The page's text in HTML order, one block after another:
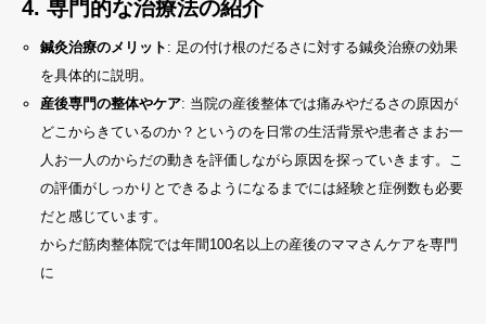
4. 専門的な治療法の紹介
鍼灸治療のメリット : 足の付け根のだるさに対する鍼灸治療の効果
を具体的に説明。
産後専門の整体やケア: 当院の産後整体では痛みやだるさの原因が
どこからきているのか？というのを日常の生活背景や患者さまお一
人お一人のからだの動きを評価しながら原因を探っていきます。こ
の評価がしっかりとできるようになるまでには経験と症例数も必要
だと感じています。
からだ筋肉整体院では年間100名以上の産後のママさんケアを専門
に